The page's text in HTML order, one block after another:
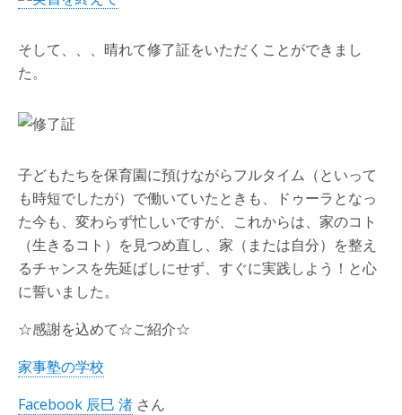
そして、、、晴れて修了証をいただくことができまし
た。
子どもたちを保育園に預けながらフルタイム（といって
も時短でしたが）で働いていたときも、ドゥーラとなっ
た今も、変わらず忙しいですが、これからは、家のコト
（生きるコト）を見つめ直し、家（または自分）を整え
るチャンスを先延ばしにせず、すぐに実践しよう！と心
に誓いました。
☆感謝を込めて☆ご紹介☆
家事塾の学校
Facebook 辰巳 渚 さん